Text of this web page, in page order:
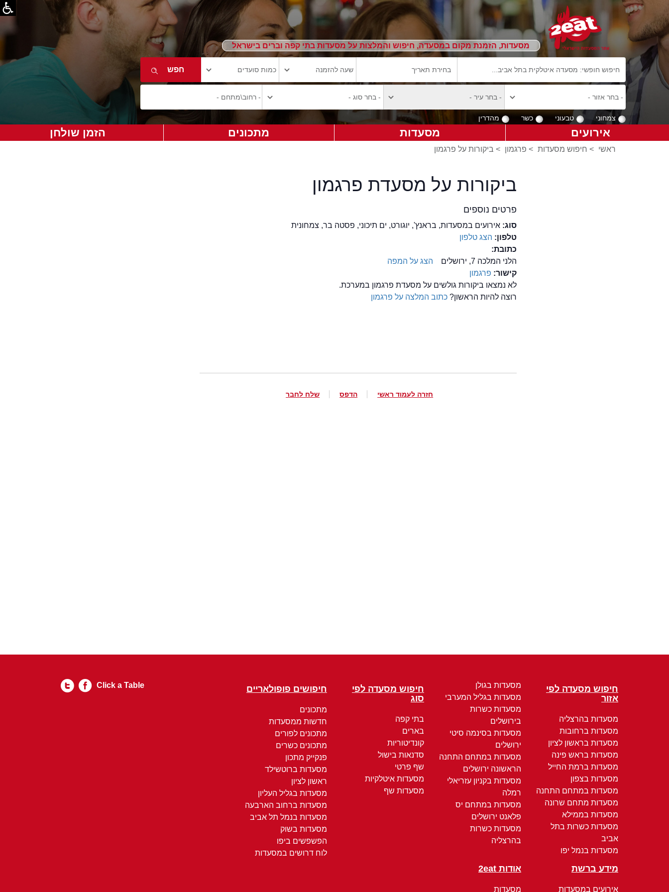
מסעדות, הזמנת מקום במסעדה, חיפוש והמלצות על מסעדות בתי קפה וברים בישראל
צמחוני טבעוני כשר מהדרין
אירועים מסעדות מתכונים הזמן שולחן
ראשי > חיפוש מסעדות > פרגמון > ביקורות על פרגמון
ביקורות על מסעדת פרגמון
פרטים נוספים
סוג:אירועים במסעדות, בראנץ', יוגורט, ים תיכוני, פסטה בר, צמחונית
טלפון: הצג טלפון
כתובת:
הלני המלכה 7, ירושלים
הצג על המפה
קישור: פרגמון
לא נמצאו ביקורות גולשים על מסעדת פרגמון במערכת.
רוצה להיות הראשון?כתוב המלצה על פרגמון
חזרה לעמוד ראשי הדפס שלח לחבר
חיפוש מסעדה לפי
אזור
מסעדות בהרצליה
מסעדות ברחובות
מסעדות בראשון לציון
מסעדות בראש פינה
מסעדות ברמת החייל
מסעדות בצפון
מסעדות במתחם התחנה
מסעדות מתחם שרונה
מסעדות בממילא
מסעדות כשרות בתל
אביב
מסעדות בנמל יפו
מסעדות בגולן
מסעדות בגליל המערבי
מסעדות כשרות
בירושלים
מסעדות בסינמה סיטי
ירושלים
מסעדות במתחם התחנה
הראשונה ירושלים
מסעדות בקניון עזריאלי
רמלה
מסעדות במתחם יס
פלאנט ירושלים
מסעדות כשרות
בהרצליה
חיפוש מסעדה לפי
סוג
בתי קפה
בארים
קונדיטוריות
סדנאות בישול
שף פרטי
מסעדות איטלקיות
מסעדות שף
חיפושים פופולאריים
מתכונים
חדשות ממסעדות
מתכונים לפורים
מתכונים כשרים
פנקייק מתכון
מסעדות ברוטשילד
ראשון לציון
מסעדות בגליל העליון
מסעדות ברחוב הארבעה
מסעדות בנמל תל אביב
מסעדות בשוק
הפשפשים ביפו
לוח דרושים במסעדות
מידע ברשת
אירועים במסעדות
אודות 2eat
מסעדות
Click a Table